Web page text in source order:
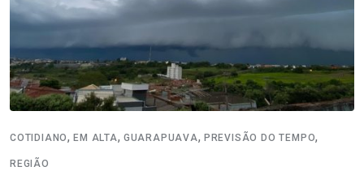
COTIDIANO,EM ALTA, GUARAPUAVA, PREVISÃO DO TEMPO,
REGIÃO